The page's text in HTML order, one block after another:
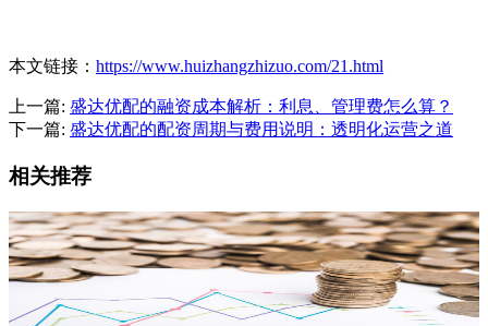
本文链接： https://www.huizhangzhizuo.com/21.html
上一篇: 盛达优配的融资成本解析：利息、管理费怎么算？
下一篇: 盛达优配的配资周期与费用说明：透明化运营之道
相关推荐